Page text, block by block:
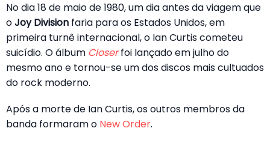
No dia 18 de maio de 1980, um dia antes da viagem que
oJoy Division faria para os Estados Unidos, em
primeira turnê internacional, o Ian Curtis cometeu
suicídio. O álbum Closerfoi lançado em julho do
mesmo ano e tornou-se um dos discos mais cultuados
do rock moderno.
Após a morte de Ian Curtis, os outros membros da
banda formaram o New Order.